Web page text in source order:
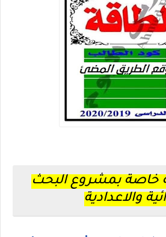
خاصة بمشروع البحث
والاعدادية